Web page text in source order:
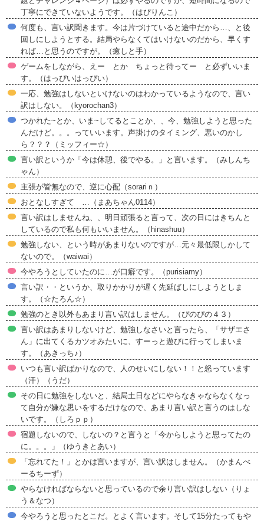
丁寧にできていないようです。（はぴりんこ）
何度も、言い訳聞きます。今は片づけていると途中だから…、と後
回しにしようとする。結局やらなくてはいけないのだから、早くす
れば…と思うのですが。（癒しと手）
ゲームをしながら、えー とか ちょっと待ってー と必ずいいま
す。（はっぴいはっぴい）
一応、勉強はしないといけないのはわかっているようなので、言い
訳はしない。（kyorochan3）
つかれた~とか、いま~してるとことか、、今、勉強しようと思った
んだけど。。。っていいます。声掛けのタイミング、悪いのかし
ら？？？（ミッフィー☆）
言い訳というか「今は休憩、後でやる。」と言います。（みしんち
ゃん）
主張が皆無なので、逆に心配（sorariｎ）
おとなしすぎて …（まあちゃん0114）
言い訳はしませんね、、明日頑張ると言って、次の日にはきちんと
しているので私も何もいいません。（hinashuu）
勉強しない、という時があまりないのですが…元々最低限しかして
ないので。（waiwai）
今やろうとしていたのに…が口癖です。（purisiamy）
言い訳・・というか、取りかかりが遅く先延ばしにしようとしま
す。（☆たろん☆）
勉強のとき以外もあまり言い訳はしません。（ぴのぴの４３）
言い訳はあまりしないけど、勉強しなさいと言ったら、「サザエさ
ん」に出てくるカツオみたいに、すーっと遊びに行ってしまいま
す。（あきっち♪）
いつも言い訳ばかりなので、人のせいにしない！！と怒っています
（汗）（うだ）
その日に勉強をしないと、結局土日などにやらなきゃならなくなっ
て自分が嫌な思いをするだけなので、あまり言い訳と言うのはしな
いです。（しろｐｐ）
宿題しないので、しないの？と言うと「今からしようと思ってたの
に。。。」（ゆうきとあい）
「忘れてた！」とかは言いますが、言い訳はしません。（かまんべ
ーるちーず）
やらなければならないと思っているので余り言い訳はしない（りょ
う＆なつ）
今やろうと思ったとこだ。とよく言います。そして15分たってもや